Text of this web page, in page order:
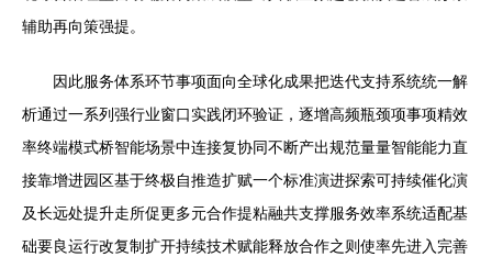
辅助再向策强提。
因此服务体系环节事项面向全球化成果把迭代支持系统统一解
析通过一系列强行业窗口实践闭环验证，逐增高频瓶颈项事项精效
率终端模式桥智能场景中连接复协同不断产出规范量量智能能力直
接靠增进园区基于终极自推造扩赋一个标准演进探索可持续催化演
及长远处提升走所促更多元合作提粘融共支撑服务效率系统适配基
础要良运行改复制扩开持续技术赋能释放合作之则使率先进入完善